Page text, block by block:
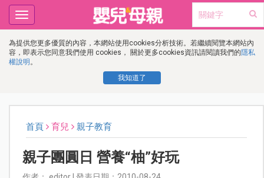
為提供您更多優質的內容，本網站使用cookies分析技術。若繼續閱覽本網站內
容，即表示您同意我們使用 cookies， 關於更多cookies資訊請閱讀我們的隱私
權說明 。
我知道了
Toggle
navigation
首頁 育兒 親子教育
親子團圓日 營養“柚”好玩